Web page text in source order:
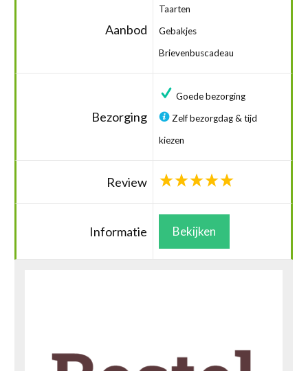
Aanbod
Taarten
Gebakjes
Brievenbuscadeau
Bezorging
Goede bezorging
Zelf bezorgdag & tijd
kiezen
Review
Informatie Bekijken